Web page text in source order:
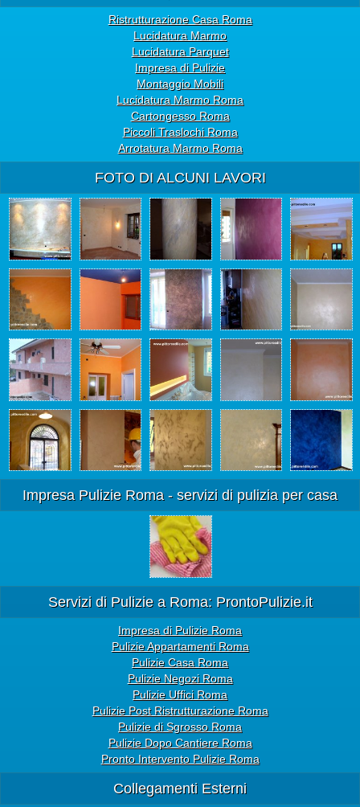
Ristrutturazione Casa Roma
Lucidatura Marmo
Lucidatura Parquet
Impresa di Pulizie
Montaggio Mobili
Lucidatura Marmo Roma
Cartongesso Roma
Piccoli Traslochi Roma
Arrotatura Marmo Roma
FOTO DI ALCUNI LAVORI
Impresa Pulizie Roma - servizi di pulizia per casa
Servizi di Pulizie a Roma: ProntoPulizie.it
Impresa di Pulizie Roma
Pulizie Appartamenti Roma
Pulizie Casa Roma
Pulizie Negozi Roma
Pulizie Uffici Roma
Pulizie Post Ristrutturazione Roma
Pulizie di Sgrosso Roma
Pulizie Dopo Cantiere Roma
Pronto Intervento Pulizie Roma
Collegamenti Esterni